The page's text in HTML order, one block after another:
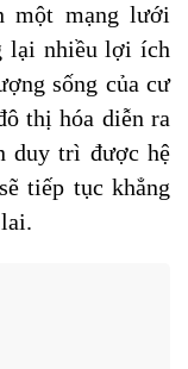
một mạng lưới
lại nhiều lợi ích
sống của cư
thị hóa diễn ra
duy trì được hệ
tiếp tục khẳng